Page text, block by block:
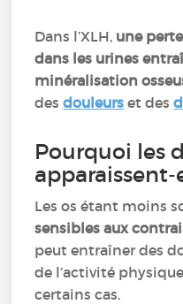
Dans l’XLH, une
dans les urines
minéralisation
desdouleurs et des
Pourquoi les
apparaissent-
Les os étant moins
sensibles aux
peut entraîner des
de l’activité
certains cas.